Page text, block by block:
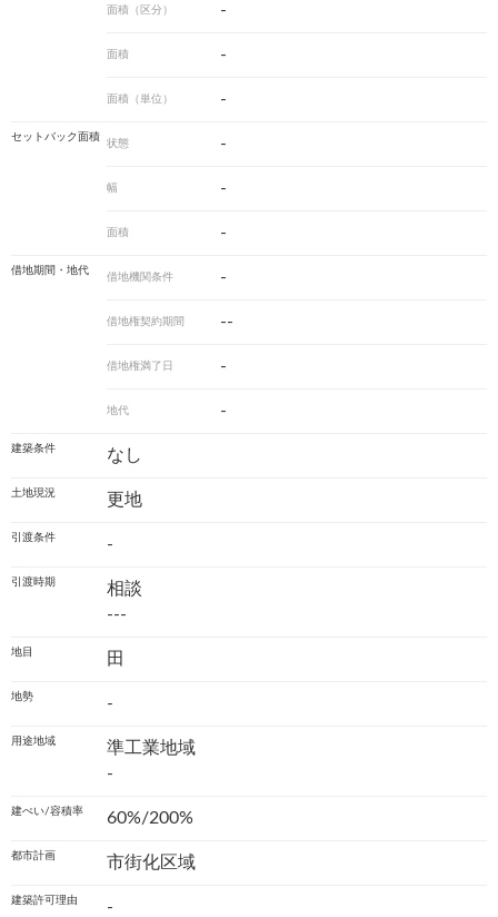
面積（区分） -
面積 -
面積（単位） -
セットバック面積
状態 -
幅 -
面積 -
借地期間・地代
借地機関条件 -
借地権契約期間 --
借地権満了日 -
地代 -
建築条件 なし
土地現況 更地
引渡条件 -
引渡時期
相談
---
地目 田
地勢 -
用途地域
準工業地域
-
建ぺい/容積率 60%/200%
都市計画 市街化区域
建築許可理由 -